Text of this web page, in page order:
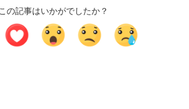
この記事はいかがでしたか？